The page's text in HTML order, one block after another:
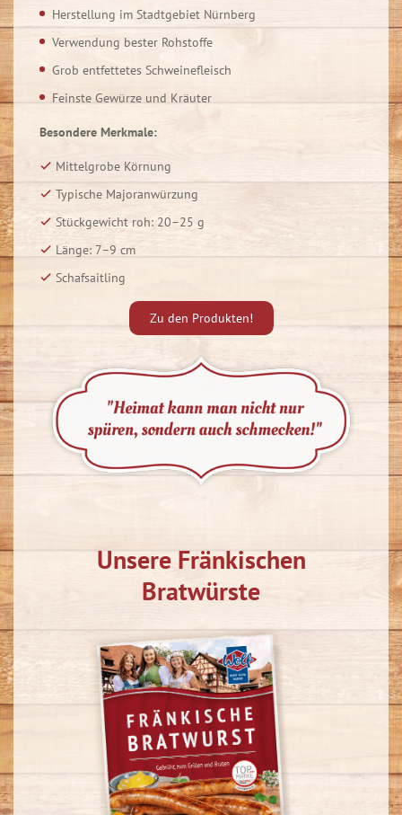
Herstellung im Stadtgebiet Nürnberg
Verwendung bester Rohstoffe
Grob entfettetes Schweinefleisch
Feinste Gewürze und Kräuter
Besondere Merkmale:
Mittelgrobe Körnung
Typische Majoranwürzung
Stückgewicht roh: 20–25 g
Länge: 7–9 cm
Schafsaitling
Zu den Produkten!
Unsere Fränkischen
Bratwürste